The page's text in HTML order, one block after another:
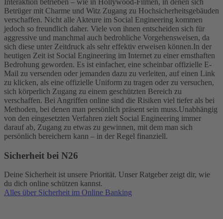
Interaktion betrieben – wie in Hollywood-Filmen, in denen sich
Betrüger mit Charme und Witz Zugang zu Hochsicherheitsgebäuden
verschaffen. Nicht alle Akteure im Social Engineering kommen
jedoch so freundlich daher. Viele von ihnen entscheiden sich für
aggressive und manchmal auch bedrohliche Vorgehensweisen, da
sich diese unter Zeitdruck als sehr effektiv erweisen können.In der
heutigen Zeit ist Social Engineering im Internet zu einer ernsthaften
Bedrohung geworden. Es ist einfacher, eine scheinbar offizielle E-
Mail zu versenden oder jemanden dazu zu verleiten, auf einen Link
zu klicken, als eine offizielle Uniform zu tragen oder zu versuchen,
sich körperlich Zugang zu einem geschützten Bereich zu
verschaffen. Bei Angriffen online sind die Risiken viel tiefer als bei
Methoden, bei denen man persönlich präsent sein muss.Unabhängig
von den eingesetzten Verfahren zielt Social Engineering immer
darauf ab, Zugang zu etwas zu gewinnen, mit dem man sich
persönlich bereichern kann – in der Regel finanziell.
Sicherheit bei N26
Deine Sicherheit ist unsere Priorität. Unser Ratgeber zeigt dir, wie
du dich online schützen kannst.
Alles über Sicherheit im Online Banking